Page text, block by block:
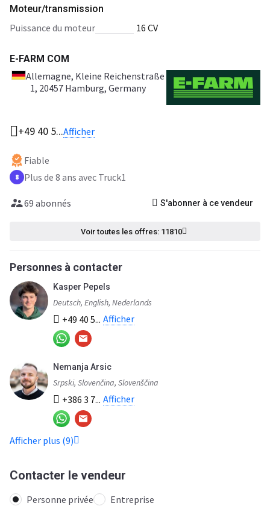
Moteur/transmission
puissance du moteur 16 CV
E-FARM COM
Allemagne, Kleine Reichenstraße
1, 20457 Hamburg, Germany
+49 40 5...Afficher
Fiable
8 Plus de 8 ans avec Truck1
69 abonnés S'abonner à ce vendeur
Voir toutes les offres: 11810
Personnes à contacter
Kasper Pepels
Deutsch, English, Nederlands
+49 40 5... Afficher
Nemanja Arsic
Srpski, Slovenčina, Slovenščina
+386 3 7... Afficher
Afficher plus (9)
Contacter le vendeur
Personne privée Entreprise